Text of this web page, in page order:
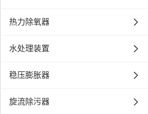
热力除氧器
水处理装置
稳压膨胀器
旋流除污器